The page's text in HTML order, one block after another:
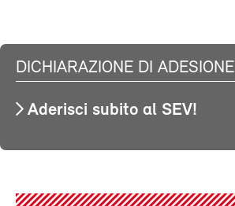
DICHIARAZIONE DI ADESIONE
Aderisci subito al SEV!